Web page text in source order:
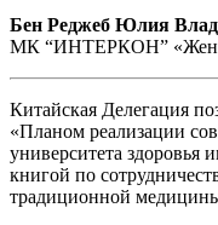
Бен Реджеб Юлия
МК “ИНТЕРКОН”
Китайская Делегация
«Планом реализации
университета
книгой по
традиционной